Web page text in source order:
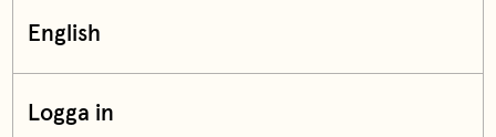
English
Logga in